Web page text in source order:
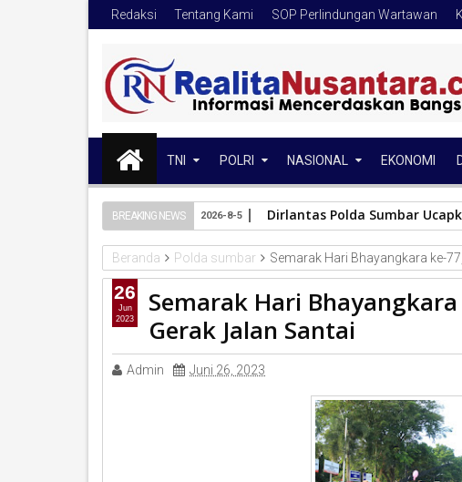
Redaksi Tentang Kami SOP Perlindungan Wartawan
TNI POLRI NASIONAL EKONOMI
BREAKING NEWS Dirlantas Polda Sumbar
2026-8-5
Beranda Polda sumbar Semarak Hari Bhayangkara ke-
Semarak Hari
Gerak Jalan Santai
Admin Juni 26, 2023
26
Jun
2023